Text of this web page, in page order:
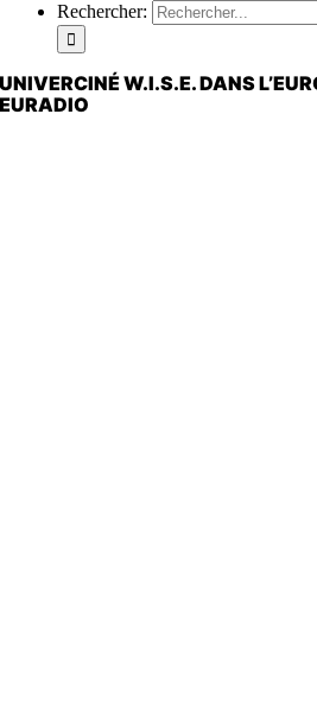
Rechercher:
UNIVERCINÉ W.I.S.E. DANS
EURADIO